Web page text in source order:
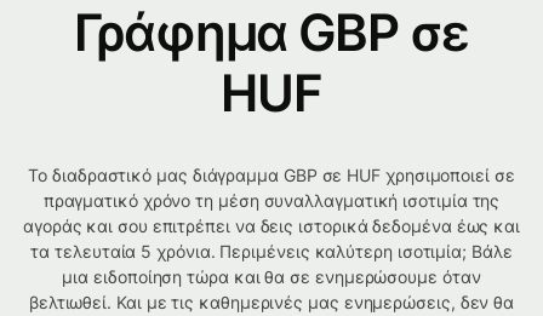
Γράφημα GBP σε
HUF
Το διαδραστικό μας διάγραμμα GBP σε HUF χρησιμοποιεί σε
πραγματικό χρόνο τη μέση συναλλαγματική ισοτιμία της
αγοράς και σου επιτρέπει να δεις ιστορικά δεδομένα έως και
τα τελευταία 5 χρόνια. Περιμένεις καλύτερη ισοτιμία; Βάλε
μια ειδοποίηση τώρα και θα σε ενημερώσουμε όταν
βελτιωθεί. Και με τις καθημερινές μας ενημερώσεις, δεν θα